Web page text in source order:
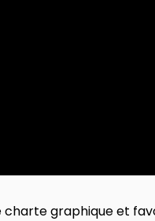
charte graphique et